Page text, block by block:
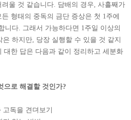
울 것 같습니다. 담배의 경우, 사흘째가
형태의 중독의 금단 증상은 첫 1주에
니다. 그래서 가능하다면 1주일 이상의
은 하지만, 당장 실행할 수 있을 것 같지
대한 답은 다음과 같이 정리하고 세분화
으로 해결할 것인가?
독을 견뎌보기